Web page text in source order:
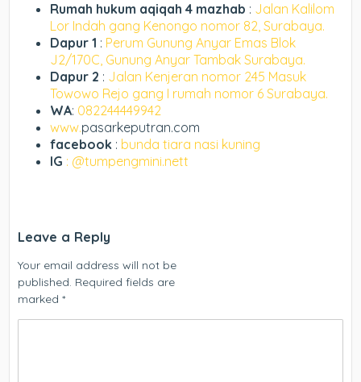
Rumah hukum aqiqah 4 mazhab : Jalan Kalilom
Lor Indah gang Kenongo nomor 82, Surabaya.
Dapur 1 : Perum Gunung Anyar Emas Blok
J2/170C, Gunung Anyar Tambak Surabaya.
Dapur 2 : Jalan Kenjeran nomor 245 Masuk
Towowo Rejo gang I rumah nomor 6 Surabaya.
WA: 082244449942
www.pasarkeputran.com
facebook : bunda tiara nasi kuning
IG : @tumpengmini.nett
Leave a Reply
Your email address will not be
published. Required fields are
marked*